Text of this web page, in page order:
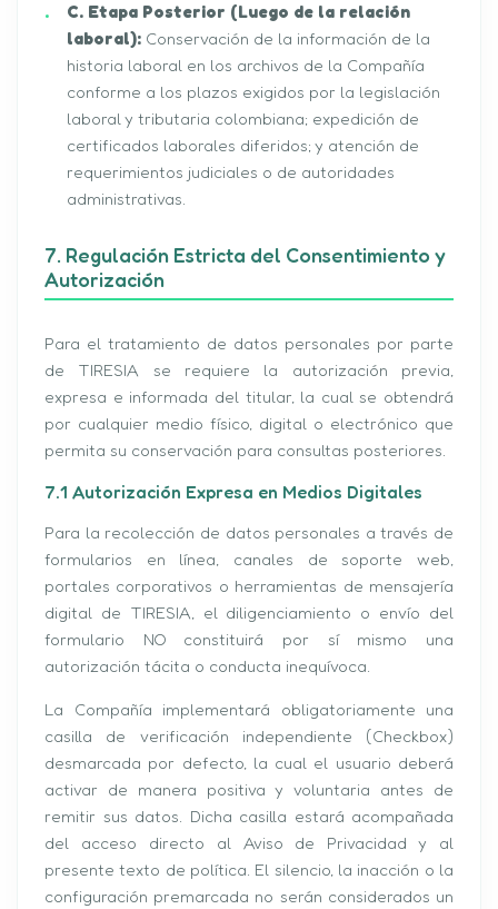
C. Etapa Posterior (Luego de la relación
laboral): Conservación de la información de la
historia laboral en los archivos de la Compañía
conforme a los plazos exigidos por la legislación
laboral y tributaria colombiana; expedición de
certificados laborales diferidos; y atención de
requerimientos judiciales o de autoridades
administrativas.
7. Regulación Estricta del Consentimiento y
Autorización
Para el tratamiento de datos personales por parte
de TIRESIA se requiere la autorización previa,
expresa e informada del titular, la cual se obtendrá
por cualquier medio físico, digital o electrónico que
permita su conservación para consultas posteriores.
7.1 Autorización Expresa en Medios Digitales
Para la recolección de datos personales a través de
formularios en línea, canales de soporte web,
portales corporativos o herramientas de mensajería
digital de TIRESIA, el diligenciamiento o envío del
formulario NO constituirá por sí mismo una
autorización tácita o conducta inequívoca.
La Compañía implementará obligatoriamente una
casilla de verificación independiente (Checkbox)
desmarcada por defecto, la cual el usuario deberá
activar de manera positiva y voluntaria antes de
remitir sus datos. Dicha casilla estará acompañada
del acceso directo al Aviso de Privacidad y al
presente texto de política. El silencio, la inacción o la
configuración premarcada no serán considerados un